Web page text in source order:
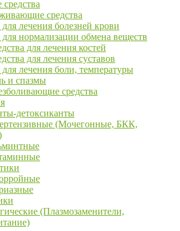
средства
лечения болезней крови
для нормализации обмена веществ
для лечения костей
для лечения суставов
для лечения боли, температуры
и спазмы
средства
детоксиканты
(Мочегонные, БКК,
(Плазмозаменители,